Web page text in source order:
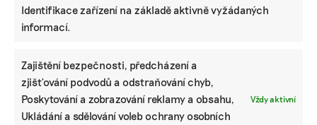
Identifikace zařízení na základě aktivně vyžádaných
informací.
Zajištění bezpečnosti, předcházení a
zjišťování podvodů a odstraňování chyb,
Poskytování a zobrazování reklamy a obsahu,
Ukládání a sdělování voleb ochrany osobních
Vždy aktivní
KOMERČNÍ SDĚLENÍ
Udržitelnost, umění i komunitní sdílení.
Festival Týká se to také tebe v Uherském
Hradišti startuje tento týden